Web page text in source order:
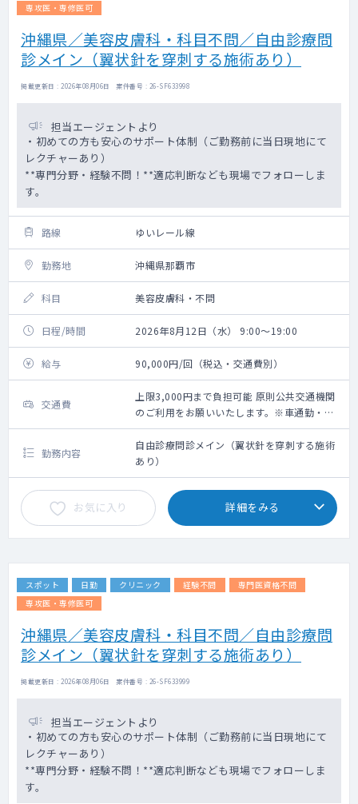
専攻医・専修医可
沖縄県／美容皮膚科・科目不問／自由診療問
診メイン（翼状針を穿刺する施術あり）
掲載更新日 : 2026年08月06日 案件番号 : 26-SF633998
担当エージェントより
・初めての方も安心のサポート体制（ご勤務前に当日現地にて
レクチャーあり）
**専門分野・経験不問！**適応判断なども現場でフォローしま
す。
路線 ゆいレール線
勤務地 沖縄県那覇市
科目 美容皮膚科・不問
日程/時間 2026年8月12日（水） 9:00～19:00
給与 90,000円/回（税込・交通費別）
交通費
上限3,000円まで負担可能 原則公共交通機関
のご利用をお願いいたします。※車通勤・タ
クシー利用要相談
勤務内容
自由診療問診メイン（翼状針を穿刺する施術
あり）
お気に入り 詳細をみる
スポット 日勤 クリニック 経験不問
専門医資格不問
専攻医・専修医可
沖縄県／美容皮膚科・科目不問／自由診療問
診メイン（翼状針を穿刺する施術あり）
掲載更新日 : 2026年08月06日 案件番号 : 26-SF633999
担当エージェントより
・初めての方も安心のサポート体制（ご勤務前に当日現地にて
レクチャーあり）
**専門分野・経験不問！**適応判断なども現場でフォローしま
す。